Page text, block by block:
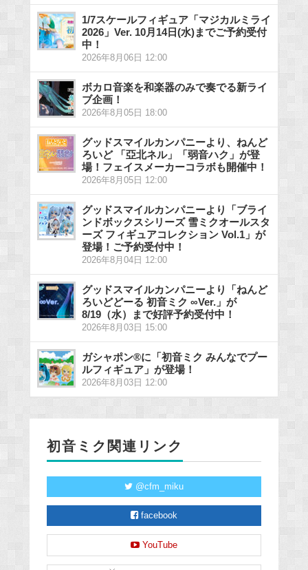
1/7スケールフィギュア「マジカルミライ
2026」Ver. 10月14日(水)までご予約受付
中！
2026年8月06日 12:00
ボカロ音楽を和楽器のみで奏でる新ライ
ブ企画！
2026年8月05日 18:00
グッドスマイルカンパニーより、ねんど
ろいど 「亞北ネル」「弱音ハク」が登
場！フェイスメーカーコラボも開催中！
2026年8月05日 12:00
グッドスマイルカンパニーより「ブライ
ンドボックスシリーズ 雪ミクオールスタ
ーズ フィギュアコレクション Vol.1」が
登場！ご予約受付中！
2026年8月04日 12:00
グッドスマイルカンパニーより「ねんど
ろいどどーる 初音ミク ∞Ver.」が
8/19（水）まで好評予約受付中！
2026年8月03日 15:00
ガシャポン®に「初音ミク みんなでプー
ルフィギュア」が登場！
2026年8月03日 12:00
初音ミク関連リンク
@cfm_miku
facebook
YouTube